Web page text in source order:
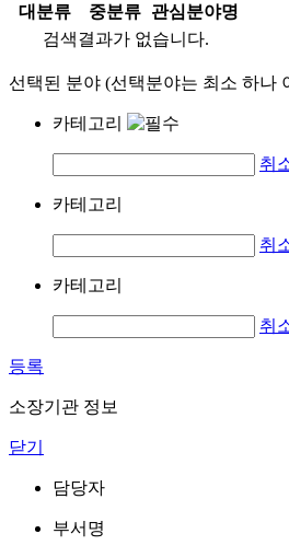
대분류
중분류
관심분야명
검색결과가 없습니다.
선택된 분야 (선택분야는 최소 하나
카테고리
취
카테고리
취
카테고리
취
등록
소장기관 정보
닫기
담당자
부서명